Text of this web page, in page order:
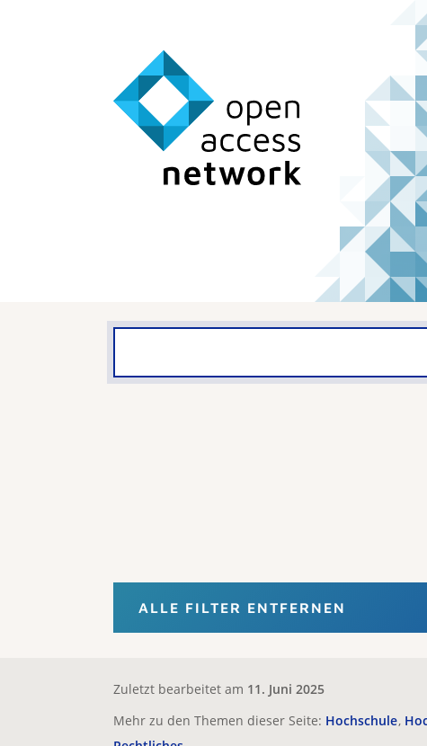
ALLE FILTER ENTFERNEN
Zuletzt bearbeitet am 11. Juni 2025
Mehr zu den Themen dieser Seite: Hochschule